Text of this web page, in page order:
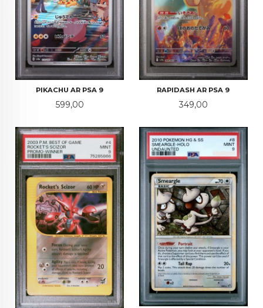
PIKACHU AR PSA 9
Pris
599,00
RAPIDASH AR PSA 9
Pris
349,00